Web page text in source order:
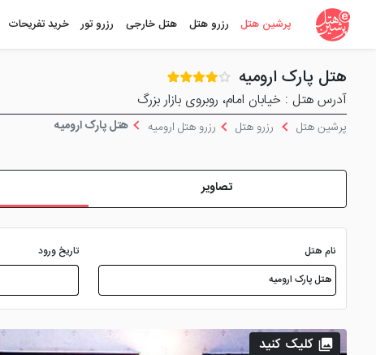
پرشین هتل رزرو هتل هتل خارجی رزرو تور خرید تفریحات
هتل پارک ارومیه
آدرس هتل : خیابان امام، روبروی بازار بزرگ
پرشین هتل
رزرو هتل رزرو هتل ارومیه هتل پارک ارومیه
تصاویر
نام هتل تاریخ ورود
کلیک کنید